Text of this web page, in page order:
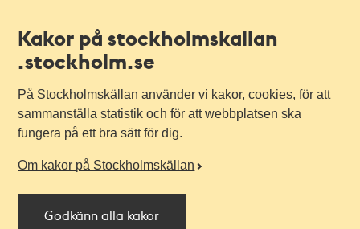
Kakor på stockholmskallan
.stockholm.se
På Stockholmskällan använder vi kakor, cookies, för att
sammanställa statistik och för att webbplatsen ska
fungera på ett bra sätt för dig.
Om kakor på Stockholmskällan
Godkänn alla kakor